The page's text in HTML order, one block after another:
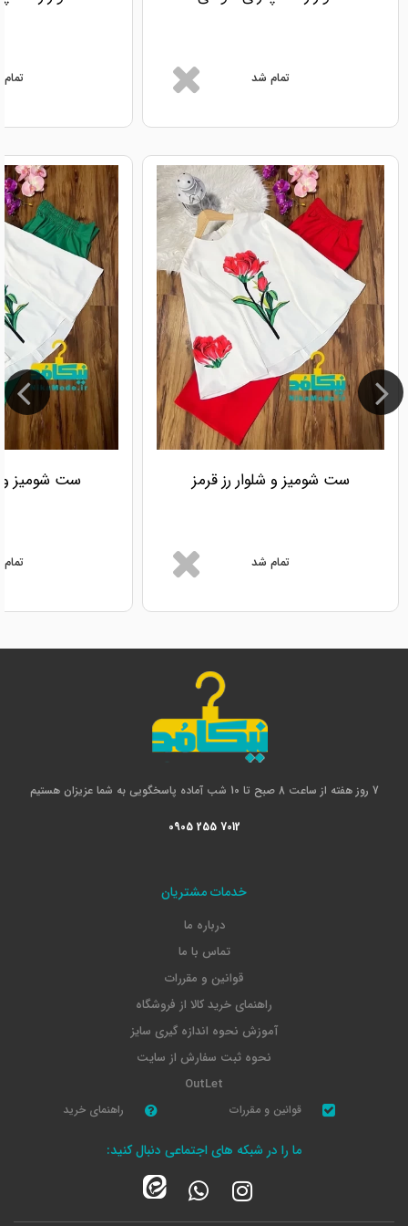
تمام شد
ست شومیز و شلوار رز قرمز
تمام شد
ست شومیز و
7 روز هفته از ساعت 8 صبح تا 10 شب آماده پاسخگویی به شما عزیزان هستیم
0905 255 7012
خدمات مشتریان
درباره ما
تماس با ما
قوانین و مقررات
راهنمای خرید کالا از فروشگاه
آموزش نحوه اندازه گیری سایز
نحوه ثبت سفارش از سایت
OutLet
قوانین و مقررات راهنمای خرید
ما را در شبکه های اجتماعی دنبال کنید: